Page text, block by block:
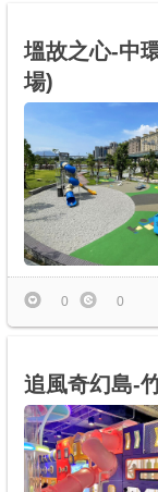
塭故之心-中
場)
0 0
追風奇幻島-